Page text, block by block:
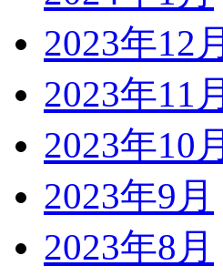
2023年12月
2023年11月
2023年10月
2023年9月
2023年8月